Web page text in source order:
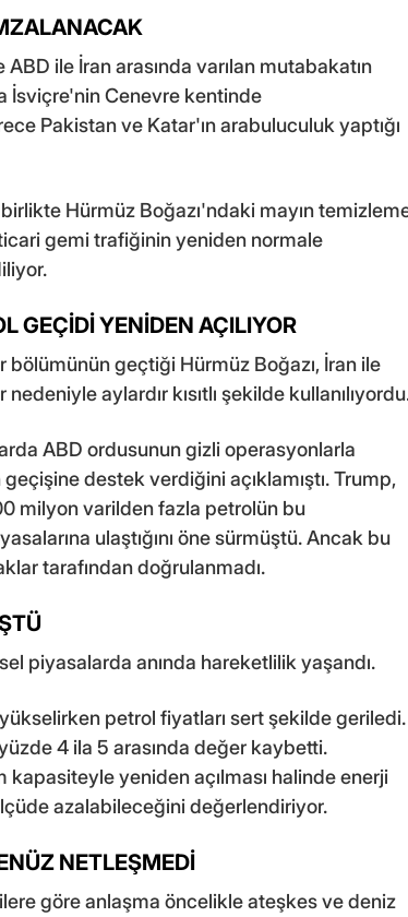
ile İran arasında varılan mutabakatın
İsviçre'nin Cenevre kentinde
Pakistan ve Katar'ın arabuluculuk yaptığı
Hürmüz Boğazı'ndaki mayın
ticari gemi trafiğinin yeniden normale
GEÇİDİ YENİDEN AÇILIYOR
geçtiği Hürmüz Boğazı, İran ile
aylardır kısıtlı şekilde
ABD ordusunun gizli operasyonlarla
destek verdiğini açıklamıştı. Trump,
milyon varilden fazla petrolün bu
ulaştığını öne sürmüştü. Ancak bu
tarafından doğrulanmadı.
piyasalarda anında hareketlilik yaşandı.
petrol fiyatları sert şekilde geriledi.
4 ila 5 arasında değer kaybetti.
kapasiteyle yeniden açılması halinde enerji
azalabileceğini değerlendiriyor.
NETLEŞMEDİ
göre anlaşma öncelikle ateşkes ve deniz